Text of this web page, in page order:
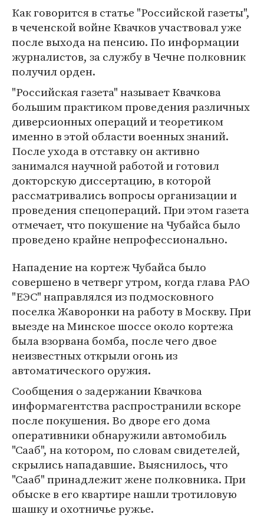
Как говорится в статье "Российской газеты",
в чеченской войне Квачков участвовал уже
после выхода на пенсию. По информации
журналистов, за службу в Чечне полковник
получил орден.
"Российская газета" называет Квачкова
большим практиком проведения различных
диверсионных операций и теоретиком
именно в этой области военных знаний.
После ухода в отставку он активно
занимался научной работой и готовил
докторскую диссертацию, в которой
рассматривались вопросы организации и
проведения спецопераций. При этом газета
отмечает, что покушение на Чубайса было
проведено крайне непрофессионально.
Нападение на кортеж Чубайса было
совершено в четверг утром, когда глава РАО
"ЕЭС" направлялся из подмосковного
поселка Жаворонки на работу в Москву. При
выезде на Минское шоссе около кортежа
была взорвана бомба, после чего двое
неизвестных открыли огонь из
автоматического оружия.
Сообщения о задержании Квачкова
информагентства распространили вскоре
после покушения. Во дворе его дома
оперативники обнаружили автомобиль
"Сааб", на котором, по словам свидетелей,
скрылись нападавшие. Выяснилось, что
"Сааб" принадлежит жене полковника. При
обыске в его квартире нашли тротиловую
шашку и охотничье ружье.